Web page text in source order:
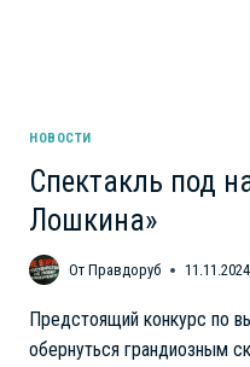
НОВОСТИ
Спектакль под
Лошкина»
От Правдоруб 11.11.2024
Предстоящий конкурс по
обернуться грандиозным